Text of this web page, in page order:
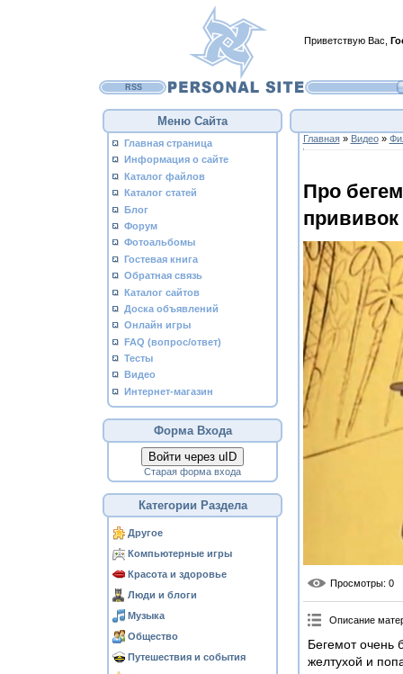
Приветствую Вас
RSS
Меню Сайта
Главная страница
Информация о сайте
Каталог файлов
Каталог статей
Блог
Форум
Фотоальбомы
Гостевая книга
Обратная связь
Каталог сайтов
Доска объявлений
Онлайн игры
FAQ (вопрос/ответ)
Тесты
Видео
Интернет-магазин
Форма Входа
Войти через uID
Старая форма входа
Категории Раздела
Другое
Компьютерные игры
Красота и здоровье
Люди и блоги
Музыка
Общество
Путешествия и события
Главная» Видео»
Про
прививок
Просмотры: 0
Описание
Бегемот очень
желтухой и